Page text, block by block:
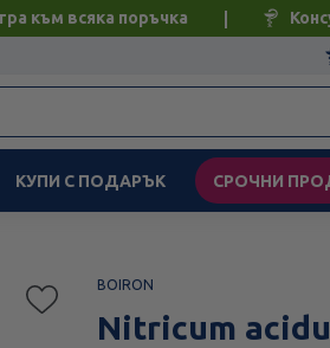
към всяка поръчка
КУПИ С ПОДАРЪК СРОЧНИ
BOIRON
Nitricum